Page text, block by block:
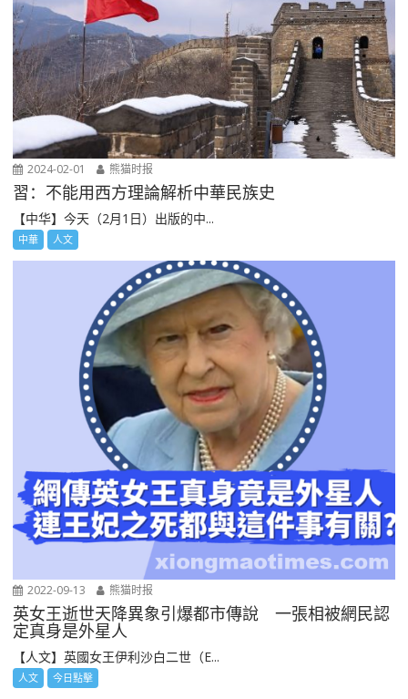
2024-02-01 熊猫时报
習：不能用西方理論解析中華民族史
【中华】今天（2月1日）出版的中...
中華 人文
2022-09-13 熊猫时报
英女王逝世天降異象引爆都市傳說 一張相被網民認
定真身是外星人
【人文】英國女王伊利沙白二世（E...
人文 今日點擊